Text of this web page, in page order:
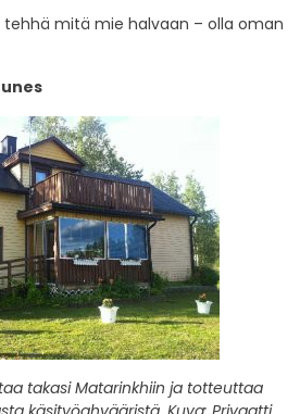
mitä mie halvaan – olla oman
takasi Matarinkhiin ja totteuttaa